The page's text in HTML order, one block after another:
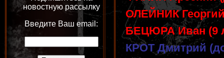
ОЛЕЙНИК
БЕЦЮРА Иван (9
КРОТ Дмитрий
новостную рассылку
Введите Ваш email: